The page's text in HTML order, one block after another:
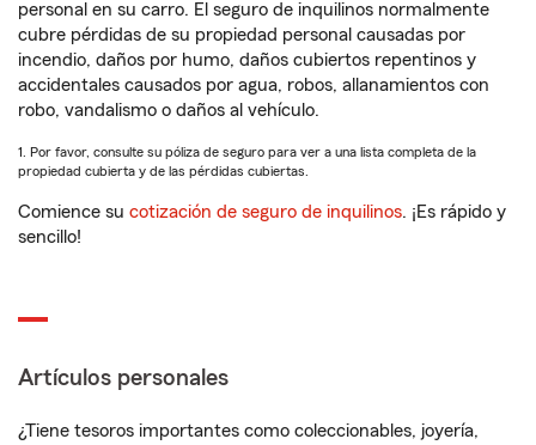
personal en su carro. El seguro de inquilinos normalmente
cubre pérdidas de su propiedad personal causadas por
incendio, daños por humo, daños cubiertos repentinos y
accidentales causados por agua, robos, allanamientos con
robo, vandalismo o daños al vehículo.
1. Por favor, consulte su póliza de seguro para ver a una lista completa de la
propiedad cubierta y de las pérdidas cubiertas.
Comience su cotización de seguro de inquilinos. ¡Es rápido y
sencillo!
Artículos personales
¿Tiene tesoros importantes como coleccionables, joyería,